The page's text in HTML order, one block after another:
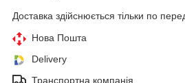
Доставка здійснюється тільки по
Нова Пошта
Delivery
Транспортна компанія